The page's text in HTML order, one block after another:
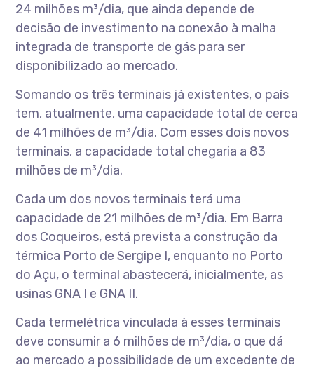
24 milhões m³/dia, que ainda depende de
decisão de investimento na conexão à malha
integrada de transporte de gás para ser
disponibilizado ao mercado.
Somando os três terminais já existentes, o país
tem, atualmente, uma capacidade total de cerca
de 41 milhões de m³/dia. Com esses dois novos
terminais, a capacidade total chegaria a 83
milhões de m³/dia.
Cada um dos novos terminais terá uma
capacidade de 21 milhões de m³/dia. Em Barra
dos Coqueiros, está prevista a construção da
térmica Porto de Sergipe I, enquanto no Porto
do Açu, o terminal abastecerá, inicialmente, as
usinas GNA I e GNA II.
Cada termelétrica vinculada à esses terminais
deve consumir a 6 milhões de m³/dia, o que dá
ao mercado a possibilidade de um excedente de